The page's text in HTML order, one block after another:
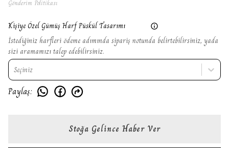
Gönderim Politikası
Kişiye Özel Gümüş Harf Püskül Tasarımı
İstediğiniz harfleri ödeme adımında sipariş notunda belirtebilirsiniz, yada
sizi aramamızı talep edebilirsiniz.
Seçiniz
Paylaş:
Stoğa Gelince Haber Ver